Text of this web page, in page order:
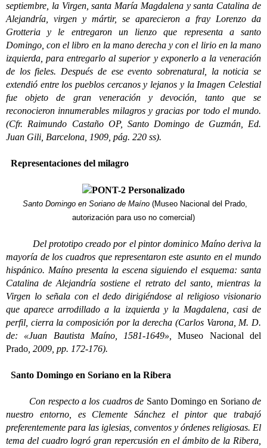
septiembre, la Virgen, santa María Magdalena y santa Catalina de
Alejandría, virgen y mártir, se aparecieron a fray Lorenzo da
Grotteria y le entregaron un lienzo que representa a santo
Domingo, con el libro en la mano derecha y con el lirio en la mano
izquierda, para entregarlo al superior y exponerlo a la veneración
de los fieles. Después de ese evento sobrenatural, la noticia se
extendió entre los pueblos cercanos y lejanos y la Imagen Celestial
fue objeto de gran veneración y devoción, tanto que se
reconocieron innumerables milagros y gracias por todo el mundo.
(Cfr. Raimundo Castaño OP, Santo Domingo de Guzmán, Ed.
Juan Gili, Barcelona, 1909, pág. 220 ss).
Representaciones del milagro
Santo Domingo en Soriano de Maíno(Museo Nacional del Prado,
autorización para uso no comercial)
Del prototipo creado por el pintor dominico Maíno deriva la
mayoría de los cuadros que representaron este asunto en el mundo
hispánico. Maíno presenta la escena siguiendo el esquema: santa
Catalina de Alejandría sostiene el retrato del santo, mientras la
Virgen lo señala con el dedo dirigiéndose al religioso visionario
que aparece arrodillado a la izquierda y la Magdalena, casi de
perfil, cierra la composición por la derecha (Carlos Varona, M. D.
de: «Juan Bautista Maíno, 1581-1649»,Museo Nacional del
Prado , 2009, pp. 172-176).
Santo Domingo en Soriano en la Ribera
Con respecto a los cuadros de Santo Domingo en Sorianode
nuestro entorno, es Clemente Sánchez el pintor que trabajó
preferentemente para las iglesias, conventos y órdenes religiosas. El
tema del cuadro logró gran repercusión en el ámbito de la Ribera,